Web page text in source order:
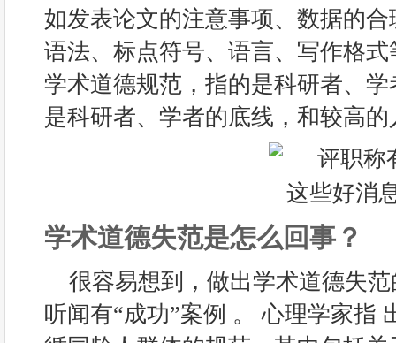
如发表论文的注意事项、数据的
语法、标点符号、语言、写作格
学术道德规范，指的是科研者、
是科研者、学者的底线，和较高
学术道德失范是怎么回事？
很容易想到，做出学术道德失
听闻有“成功”案例 。 心理学家指